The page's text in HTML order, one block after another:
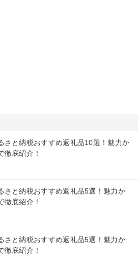
さと納税おすすめ返礼品10選！魅力か
徹底紹介！
さと納税おすすめ返礼品5選！魅力か
徹底紹介！
さと納税おすすめ返礼品5選！魅力か
徹底紹介！